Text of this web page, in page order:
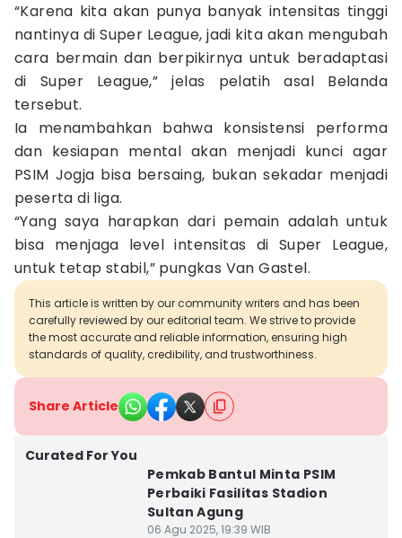
“Karena kita akan punya banyak intensitas tinggi
nantinya di Super League, jadi kita akan mengubah
cara bermain dan berpikirnya untuk beradaptasi
di Super League,” jelas pelatih asal Belanda
tersebut.
Ia menambahkan bahwa konsistensi performa
dan kesiapan mental akan menjadi kunci agar
PSIM Jogja bisa bersaing, bukan sekadar menjadi
peserta di liga.
“Yang saya harapkan dari pemain adalah untuk
bisa menjaga level intensitas di Super League,
untuk tetap stabil,” pungkas Van Gastel.
This article is written by our community writers and has been
carefully reviewed by our editorial team. We strive to provide
the most accurate and reliable information, ensuring high
standards of quality, credibility, and trustworthiness.
Share Article
Curated For You
Pemkab Bantul Minta PSIM
Perbaiki Fasilitas Stadion
Sultan Agung
06 Agu 2025, 19:39 WIB